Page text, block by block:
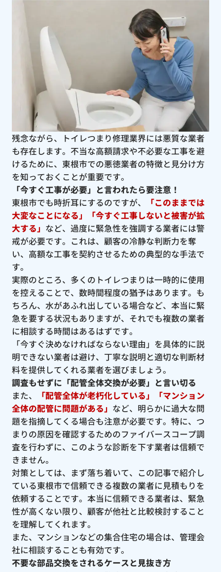
残念ながら、トイレつまり修理業界には悪質な業者
も存在します。不当な高額請求や不必要な工事を避
けるために、東根市での悪徳業者の特徴と見分け方
を知っておくことが重要です。
「今すぐ工事が必要」と言われたら要注意！
東根市でも時折耳にするのですが、
「このままでは
大変なことになる」「今すぐ工事しないと被害が拡
大する」 など、過度に緊急性を強調する業者には警
戒が必要です。これは、顧客の冷静な判断力を奪
い、高額な工事を契約させるための典型的な手法で
す。
実際のところ、多くのトイレつまりは一時的に使用
を控えることで、数時間程度の猶予はあります。も
ちろん、水があふれ出している場合など、本当に緊
急を要する状況もありますが、それでも複数の業者
に相談する時間はあるはずです。
「今すぐ決めなければならない理由」を具体的に説
明できない業者は避け、丁寧な説明と適切な判断材
料を提供してくれる業者を選びましょう。
調査もせずに「配管全体交換が必要」と言い切る
また、
「配管全体が老朽化している」「マンション
全体の配管に問題がある」 など、明らかに過大な問
題を指摘してくる場合も注意が必要です。特に、つ
まりの原因を確認するためのファイバースコープ調
査を行わずに、このような診断を下す業者は信頼で
きません。
対策としては、まず落ち着いて、この記事で紹介し
ている東根市で信頼できる複数の業者に見積もりを
依頼することです。本当に信頼できる業者は、緊急
性が高くない限り、顧客が他社と比較検討すること
を理解してくれます。
また、マンションなどの集合住宅の場合は、管理会
社に相談することも有効です。
不要な部品交換をされるケースと見抜き方